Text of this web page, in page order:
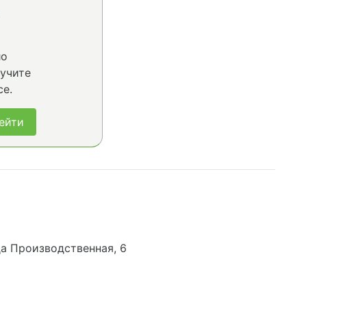
Производственная, 6